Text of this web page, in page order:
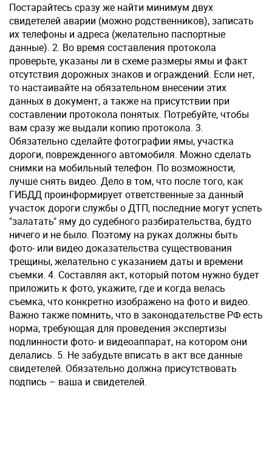
Постарайтесь сразу же найти минимум двух
свидетелей аварии (можно родственников), записать
их телефоны и адреса (желательно паспортные
данные). 2. Во время составления протокола
проверьте, указаны ли в схеме размеры ямы и факт
отсутствия дорожных знаков и ограждений. Если нет,
то настаивайте на обязательном внесении этих
данных в документ, а также на присутствии при
составлении протокола понятых. Потребуйте, чтобы
вам сразу же выдали копию протокола. 3.
Обязательно сделайте фотографии ямы, участка
дороги, поврежденного автомобиля. Можно сделать
снимки на мобильный телефон. По возможности,
лучше снять видео. Дело в том, что после того, как
ГИБДД проинформирует ответственные за данный
участок дороги службы о ДТП, последние могут успеть
"залатать" яму до судебного разбирательства, будто
ничего и не было. Поэтому на руках должны быть
фото- или видео доказательства существования
трещины, желательно с указанием даты и времени
съемки. 4. Составляя акт, который потом нужно будет
приложить к фото, укажите, где и когда велась
съемка, что конкретно изображено на фото и видео.
Важно также помнить, что в законодательстве РФ есть
норма, требующая для проведения экспертизы
подлинности фото- и видеоаппарат, на котором они
делались. 5. Не забудьте вписать в акт все данные
свидетелей. Обязательно должна присутствовать
подпись – ваша и свидетелей.